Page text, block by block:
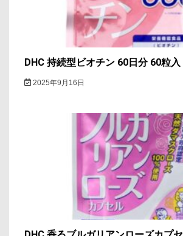
DHC 持続型ビオチン 60日分 60粒入
2025年9月16日